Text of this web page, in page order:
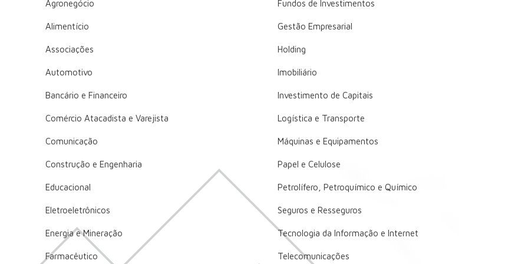
Agronegócio
Alimentício
Associações
Automotivo
Bancário e Financeiro
Comércio Atacadista e Varejista
Comunicação
Construção e Engenharia
Educacional
Eletroeletrônicos
Energia e Mineração
Farmacêutico
Fundos de Investimentos
Gestão Empresarial
Holding
Imobiliário
Investimento de Capitais
Logística e Transporte
Máquinas e Equipamentos
Papel e Celulose
Petrolífero, Petroquímico e Químico
Seguros e Resseguros
Tecnologia da Informação e Internet
Telecomunicações